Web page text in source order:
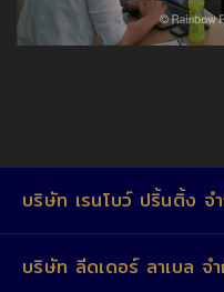
บริษัท เรนโบว์ ปริ้นติ้ง จ
บริษัท ลีดเดอร์ ลาเบล จ